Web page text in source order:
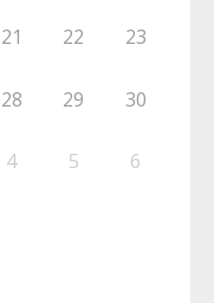
21 22 23
28 29 30
4 5 6